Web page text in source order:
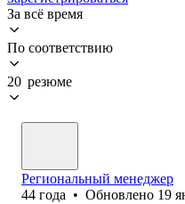
За всё время
По соответствию
20 резюме
Региональный менеджер
44 года • Обновлено 19